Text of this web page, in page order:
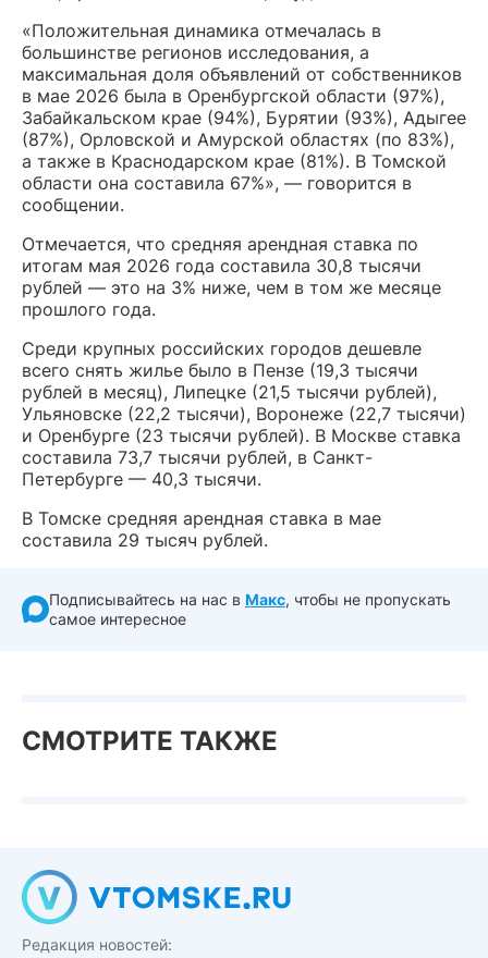
«Положительная динамика отмечалась в
большинстве регионов исследования, а
максимальная доля объявлений от собственников
в мае 2026 была в Оренбургской области (97%),
Забайкальском крае (94%), Бурятии (93%), Адыгее
(87%), Орловской и Амурской областях (по 83%),
а также в Краснодарском крае (81%). В Томской
области она составила 67%», — говорится в
сообщении.
Отмечается, что средняя арендная ставка по
итогам мая 2026 года составила 30,8 тысячи
рублей — это на 3% ниже, чем в том же месяце
прошлого года.
Среди крупных российских городов дешевле
всего снять жилье было в Пензе (19,3 тысячи
рублей в месяц), Липецке (21,5 тысячи рублей),
Ульяновске (22,2 тысячи), Воронеже (22,7 тысячи)
и Оренбурге (23 тысячи рублей). В Москве ставка
составила 73,7 тысячи рублей, в Санкт-
Петербурге — 40,3 тысячи.
В Томске средняя арендная ставка в мае
составила 29 тысяч рублей.
Подписывайтесь на нас в Макс, чтобы не пропускать
самое интересное
СМОТРИТЕ ТАКЖЕ
Редакция новостей: